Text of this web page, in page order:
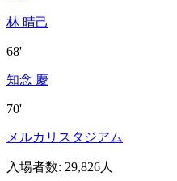
林 晴己
68'
知念 慶
70'
メルカリスタジアム
入場者数: 29,826人